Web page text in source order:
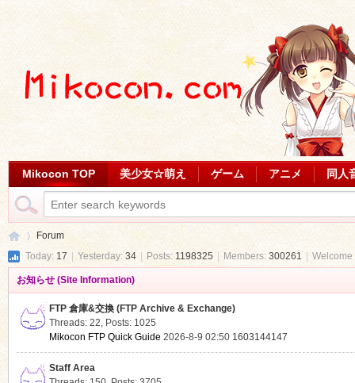
Mikocon TOP 美少女☆萌え ゲーム アニメ 同人
Forum
Today: 17 Yesterday: 34 Posts: 1198325 Members: 300261
お知らせ (Site Information)
FTP 倉庫&交換 (FTP Archive & Exchange)
Threads: 22, Posts: 1025
Mikocon FTP Quick Guide 2026-8-9 02:50 1603144147
Staff Area